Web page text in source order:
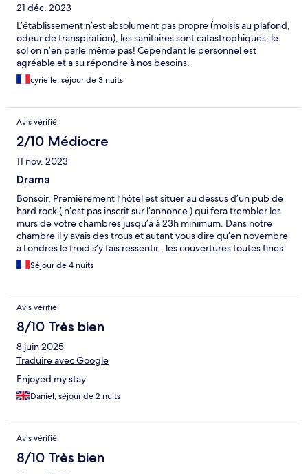
21 déc. 2023
L’établissement n’est absolument pas propre (moisis au plafond,
odeur de transpiration), les sanitaires sont catastrophiques, le
sol on n’en parle même pas! Cependant le personnel est
agréable et a su répondre à nos besoins.
cyrielle, séjour de 3 nuits
Avis vérifié
2/10 Médiocre
11 nov. 2023
Drama
Bonsoir, Premièrement l’hôtel est situer au dessus d’un pub de
hard rock ( n’est pas inscrit sur l’annonce ) qui fera trembler les
murs de votre chambres jusqu’à à 23h minimum. Dans notre
chambre il y avais des trous et autant vous dire qu’en novembre
à Londres le froid s’y fais ressentir , les couvertures toutes fines
ne sont pas là pour arranger ça Il y a également aucune isolation
dans l’hôtel prévoyez de quoi vous couvrir du froid mais aussi du
empêche de dormir se sont les alcooliques qui hurlent jusqu’à 3
h du matin Le petit dej laisse à désirer Les chambres ne sont
même pas muni de serviettes et le personnel est désagréable
au possible . A FUIR .
Séjour de 4 nuits
Avis vérifié
8/10 Très bien
8 juin 2025
Traduire avec Google
Enjoyed my stay
Daniel, séjour de 2 nuits
Avis vérifié
8/10 Très bien